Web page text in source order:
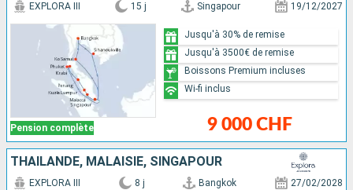
Pension complète
EXPLORA III 15 j Singapour 19/12/2027
9 000 CHF
Jusqu'à 30% de remise
Jusqu'à 3500€ de remise
Boissons Premium incluses
Wi-fi inclus
THAÏLANDE, MALAISIE, SINGAPOUR
EXPLORA III 8 j Bangkok 27/02/2028